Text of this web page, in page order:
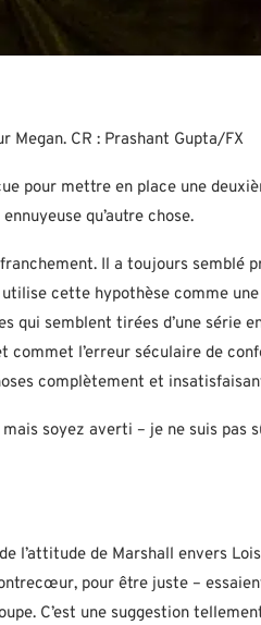
Megan. CR : Prashant Gupta/FX
pour mettre en place une
qu’autre chose.
Il a toujours semblé
cette hypothèse comme
qui semblent tirées d’une série
l’erreur séculaire de
complètement et
soyez averti – je ne suis pas
l’attitude de Marshall envers
pour être juste –
C’est une suggestion